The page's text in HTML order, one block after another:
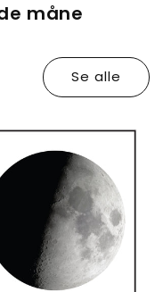
måne
Se alle